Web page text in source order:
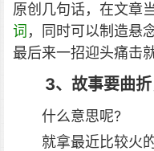
原创几句话，在文章
词 ，同时可以制造悬
最后来一招迎头痛击就
3、故事要曲
什么意思呢?
就拿最近比较火